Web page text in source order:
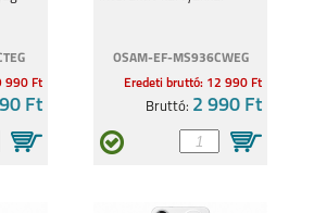
GALAXY
990 Ft
Ft
OSAM-EF-MS936CWEG
Eredeti bruttó: 12 990 Ft
Bruttó: 2 990 Ft